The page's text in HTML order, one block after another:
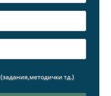
(задания,методички тд.)